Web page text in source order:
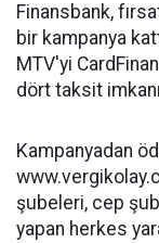
Finansbank,
bir kampanya
MTV'yi
dört taksit
Kampanyadan
şubeleri, cep
yapan herkes